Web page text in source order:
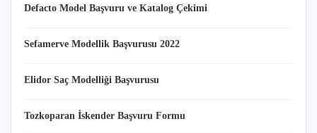
Defacto Model Başvuru ve Katalog Çekimi
Sefamerve Modellik Başvurusu 2022
Elidor Saç Modelliği Başvurusu
Tozkoparan İskender Başvuru Formu